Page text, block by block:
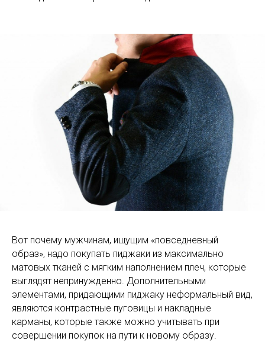
Вот почему мужчинам, ищущим «повседневный
образ», надо покупать пиджаки из максимально
матовых тканей с мягким наполнением плеч, которые
выглядят непринужденно. Дополнительными
элементами, придающими пиджаку неформальный вид,
являются контрастные пуговицы и накладные
карманы, которые также можно учитывать при
совершении покупок на пути к новому образу.